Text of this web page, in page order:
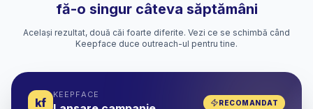
fă-o singur câteva săptămâni
Același rezultat, două căi foarte diferite. Vezi ce se schimbă când
Keepface duce outreach-ul pentru tine.
kf
KEEPFACE
RECOMANDAT